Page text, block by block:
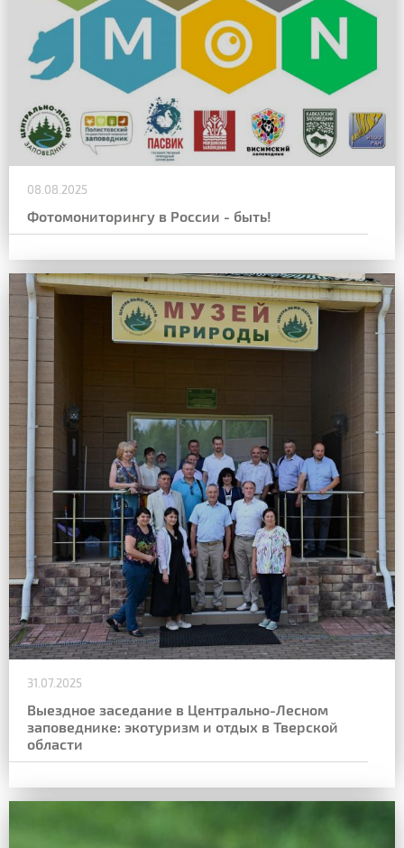
08.08.2025
Фотомониторингу в России - быть!
31.07.2025
Выездное заседание в Центрально-Лесном
заповеднике: экотуризм и отдых в Тверской
области